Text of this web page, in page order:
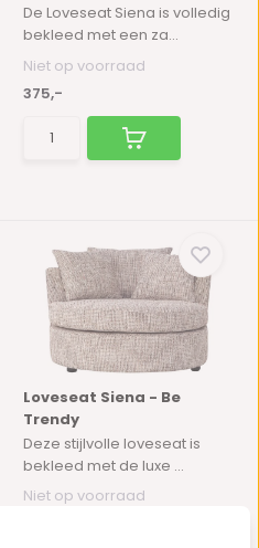
De Loveseat Siena is volledig
bekleed met een za...
Niet op voorraad
375,-
Loveseat Siena - Be
Trendy
Deze stijlvolle loveseat is
bekleed met de luxe ...
Niet op voorraad